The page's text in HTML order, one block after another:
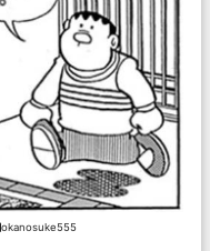
okanosuke555